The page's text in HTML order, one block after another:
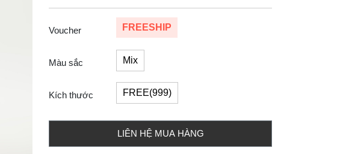
Voucher FREESHIP
Màu sắc Mix
Kích thước FREE(999)
LIÊN HỆ MUA HÀNG